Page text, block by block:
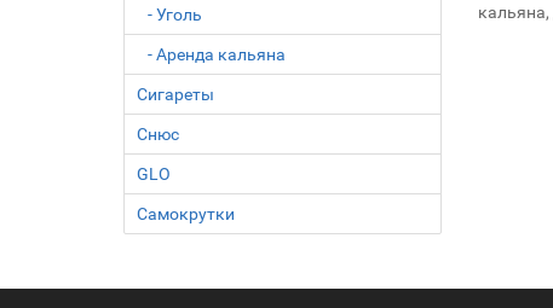
- Уголь
- Аренда кальяна
Сигареты
Снюс
GLO
Самокрутки